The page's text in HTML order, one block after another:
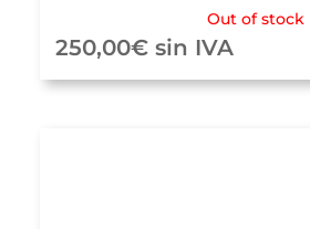
Out of stock
250,00€ sin IVA